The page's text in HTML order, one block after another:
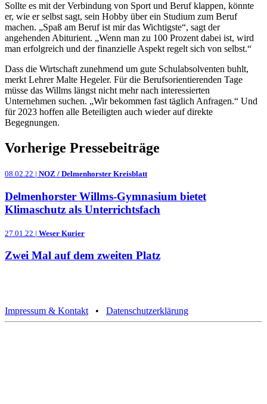
Sollte es mit der Verbindung von Sport und Beruf klappen, könnte
er, wie er selbst sagt, sein Hobby über ein Studium zum Beruf
machen. „Spaß am Beruf ist mir das Wichtigste“, sagt der
angehenden Abiturient. „Wenn man zu 100 Prozent dabei ist, wird
man erfolgreich und der finanzielle Aspekt regelt sich von selbst.“
Dass die Wirtschaft zunehmend um gute Schulabsolventen buhlt,
merkt Lehrer Malte Hegeler. Für die Berufsorientierenden Tage
müsse das Willms längst nicht mehr nach interessierten
Unternehmen suchen. „Wir bekommen fast täglich Anfragen.“ Und
für 2023 hoffen alle Beteiligten auch wieder auf direkte
Begegnungen.
Vorherige Pressebeiträge
08.02.22 | NOZ / Delmenhorster Kreisblatt
Delmenhorster Willms-Gymnasium bietet
Klimaschutz als Unterrichtsfach
27.01.22 | Weser Kurier
Zwei Mal auf dem zweiten Platz
Impressum & Kontakt • Datenschutzerklärung